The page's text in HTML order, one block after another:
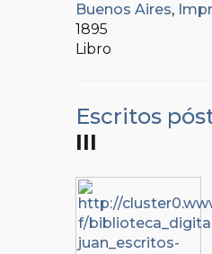
Buenos Aires,
1895
Libro
Escritos
III